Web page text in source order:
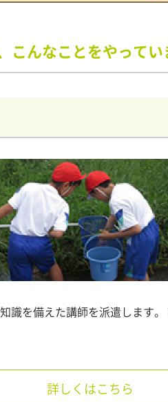
んなことをやってい
識を備えた講師を派遣します
詳しくはこちら